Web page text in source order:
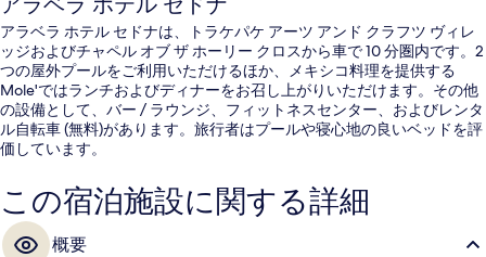
アラベラ ホテル セドナは、トラケパケ アーツ アンド クラフツ ヴィレ
ッジおよびチャペル オブ ザ ホーリー クロスから車で 10 分圏内です。2
つの屋外プールをご利用いただけるほか、メキシコ料理を提供する
Mole'ではランチおよびディナーをお召し上がりいただけます。その他
の設備として、バー / ラウンジ、フィットネスセンター、およびレンタ
ル自転車 (無料)があります。旅行者はプールや寝心地の良いベッドを評
価しています。
この宿泊施設に関する詳細
概要